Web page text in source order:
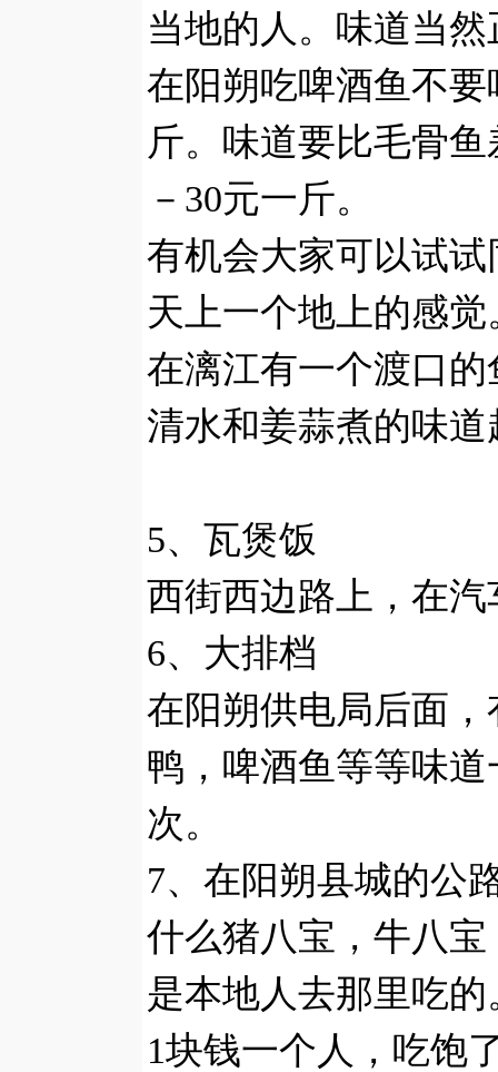
当地的人。味道当然
在阳朔吃啤酒鱼不
斤。味道要比毛骨
－30元一斤。
有机会大家可以试
天上一个地上的感觉
在漓江有一个渡口
清水和姜蒜煮的味
5、瓦煲饭
西街西边路上，在
6、大排档
在阳朔供电局后面
鸭，啤酒鱼等等味
次。
7、在阳朔县城的公
什么猪八宝，牛八
是本地人去那里吃
1块钱一个人，吃饱